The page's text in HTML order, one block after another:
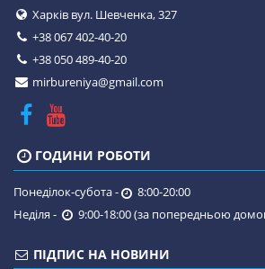
Харків вул. Шевченка, 327
+38 067 402-40-20
+38 050 489-40-20
mirbureniya@gmail.com
ГОДИНИ РОБОТИ
Понеділок-субота -
8:00-20:00
Неділя -
9:00-18:00 (за попередньою
ПІДПИС НА НОВИНИ